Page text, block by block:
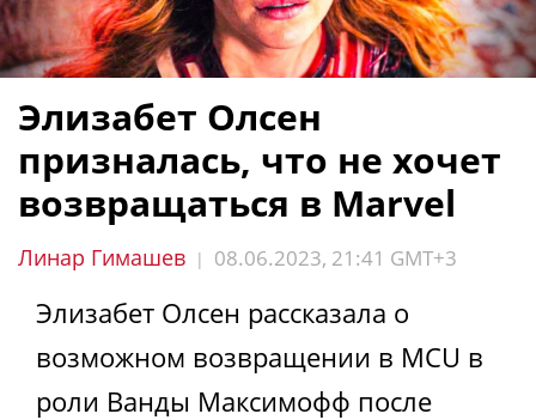
Элизабет Олсен
призналась, что не хочет
возвращаться в Marvel
Линар Гимашев | 08.06.2023, 21:41 GMT+3
Элизабет Олсен рассказала о
возможном возвращении в MCU в
роли Ванды Максимофф после